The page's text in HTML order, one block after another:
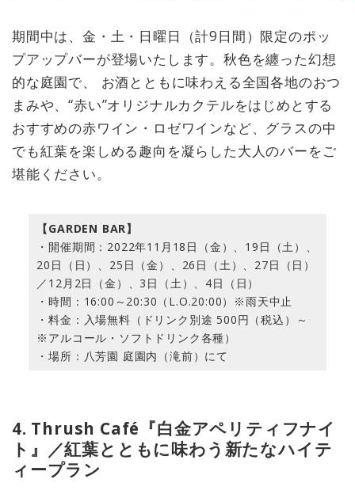
期間中は、金・土・日曜日（計9日間）限定のポッ
プアップバーが登場いたします。秋色を纏った幻想
的な庭園で、 お酒とともに味わえる全国各地のおつ
まみや、“赤い”オリジナルカクテルをはじめとする
おすすめの赤ワイン・ロゼワインなど、グラスの中
でも紅葉を楽しめる趣向を凝らした大人のバーをご
堪能ください。
【GARDEN BAR】
・開催期間：2022年11月18日（金）、19日（土）、
20日（日）、25日（金）、26日（土）、27日（日）
／12月2日（金）、3日（土）、4日（日）
・時間：16:00～20:30（L.O.20:00）※雨天中止
・料金：入場無料（ドリンク別途 500円（税込）～
※アルコール・ソフトドリンク各種）
・場所：八芳園 庭園内（滝前）にて
4. Thrush Café『白金アペリティフナイ
ト』／紅葉とともに味わう新たなハイテ
ィープラン